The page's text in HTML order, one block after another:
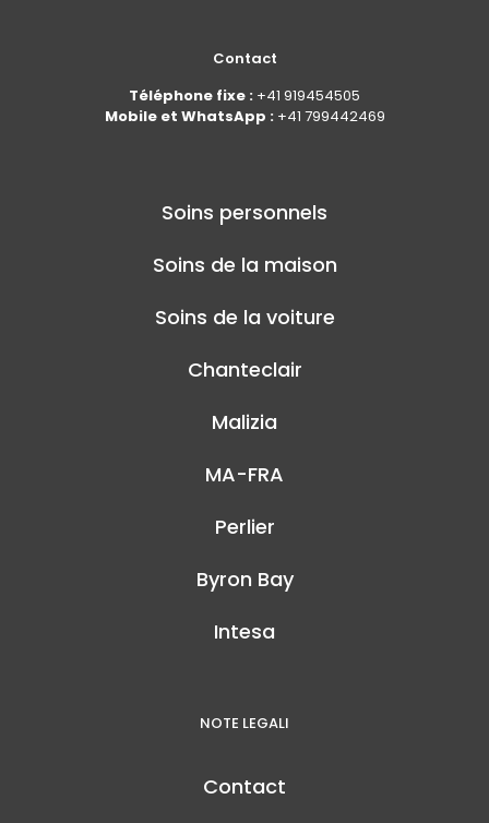
Contact
Téléphone fixe : +41 919454505
Mobile et WhatsApp : +41 799442469
Soins personnels
Soins de la maison
Soins de la voiture
Chanteclair
Malizia
MA-FRA
Perlier
Byron Bay
Intesa
NOTE LEGALI
Contact